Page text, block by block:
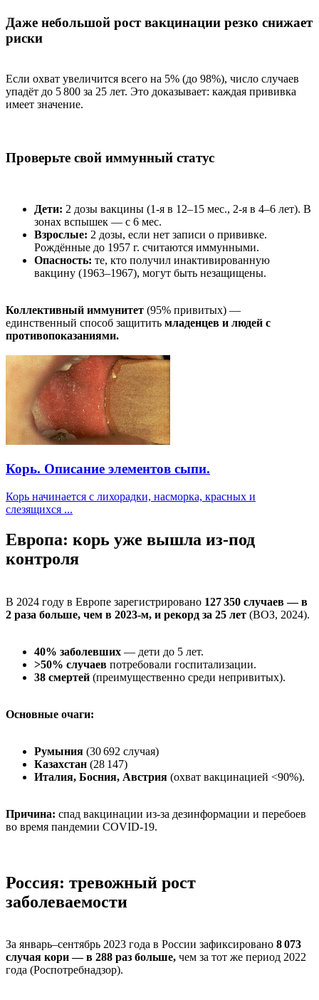
Даже небольшой рост вакцинации резко снижает
риски
Если охват увеличится всего на 5% (до 98%), число случаев
упадёт до 5 800 за 25 лет. Это доказывает: каждая прививка
имеет значение.
Проверьте свой иммунный статус
Дети: 2 дозы вакцины (1-я в 12–15 мес., 2-я в 4–6 лет). В
зонах вспышек — с 6 мес.
Взрослые: 2 дозы, если нет записи о прививке.
Рождённые до 1957 г. считаются иммунными.
Опасность: те, кто получил инактивированную
вакцину (1963–1967), могут быть незащищены.
Коллективный иммунитет (95% привитых) —
единственный способ защитить младенцев и людей с
противопоказаниями.
Корь. Описание элементов сыпи.
Корь начинается с лихорадки, насморка, красных и
слезящихся ...
Европа: корь уже вышла из-под
контроля
В 2024 году в Европе зарегистрировано 127 350 случаев — в
2 раза больше, чем в 2023-м, и рекорд за 25 лет (ВОЗ, 2024).
40% заболевших — дети до 5 лет.
>50% случаев потребовали госпитализации.
38 смертей (преимущественно среди непривитых).
Основные очаги:
Румыния (30 692 случая)
Казахстан (28 147)
Италия, Босния, Австрия (охват вакцинацией <90%).
Причина: спад вакцинации из-за дезинформации и перебоев
во время пандемии COVID-19.
Россия: тревожный рост
заболеваемости
За январь–сентябрь 2023 года в России зафиксировано 8 073
случая кори — в 288 раз больше, чем за тот же период 2022
года (Роспотребнадзор).